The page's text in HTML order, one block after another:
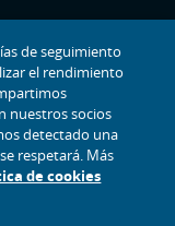
de seguimiento
el rendimiento
nuestros socios
detectado una
respetará. Más
de cookies